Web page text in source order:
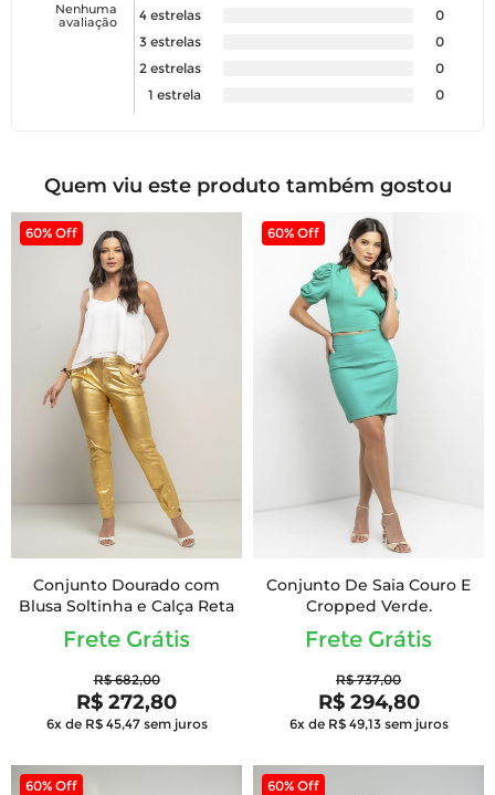
Nenhuma
avaliação
4 estrelas
0
3 estrelas
0
2 estrelas
0
1 estrela
0
Quem viu este produto também gostou
60% Off
Conjunto Dourado com
Blusa Soltinha e Calça Reta
Frete Grátis
R$ 682,00
R$ 272,80
6x de R$ 45,47 sem juros
60% Off
Conjunto De Saia Couro E
Cropped Verde.
Frete Grátis
R$ 737,00
R$ 294,80
6x de R$ 49,13 sem juros
60% Off 60% Off